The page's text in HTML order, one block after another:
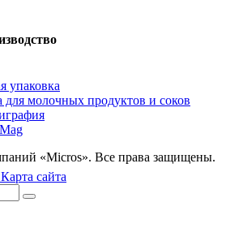
упаковка
для молочных продуктов и соков
«Micros». Все права защищены.
Карта сайта